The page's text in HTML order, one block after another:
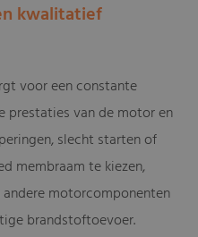
kwalitatief
voor een constante
prestaties van de motor en
slecht starten of
membraam te kiezen,
motorcomponenten
brandstoftoevoer.